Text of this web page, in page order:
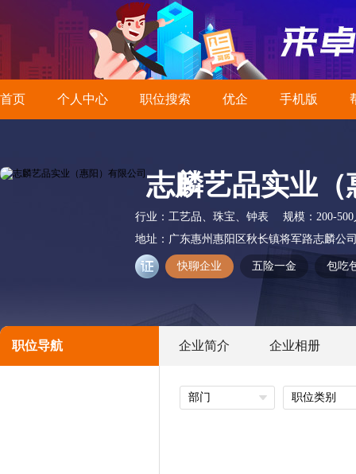
首页 个人中心 职位搜索 优企 手机版
志麟艺品实业
行业： 工艺品、珠宝、钟表 规模： 200-
地址： 广东惠州惠阳区秋长镇将军路志麟公
快聊企业 五险一金 包吃
职位导航 企业简介 企业相册
部门 职位类别